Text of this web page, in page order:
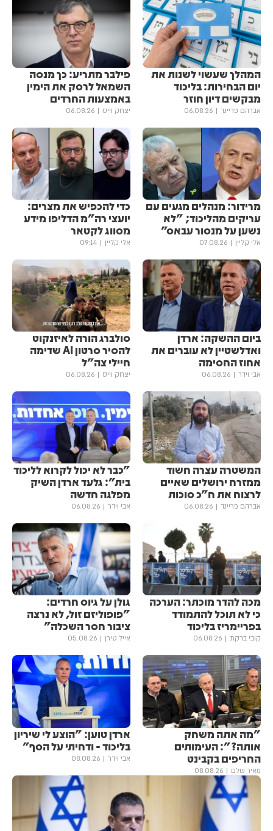
המהלך שעשוי לשנות את
יום הבחירות: בליכוד
מבקשים דיון חוזר
אברהם פריינד 06.08.26
פילבר מתריע: כך מנסה
השמאל לרסק את הימין
באמצעות החרדים
יצחק וייס 06.08.26
מרידור: מנהלים מגעים עם
עריקים מהליכוד; "לא
נשען על מנסור עבאס"
אלי קליין 07.08.26
כדי להכפיש את מצרים:
יועצי רה"מ הדליפו מידע
מסווג לקטאר
אלי קליין 09:14
ביום ההשקה: ארדן
ואדלשטיין לא עוברים את
אחוז החסימה
אבי וידר 06.08.26
סולברג הורה לאיזנקוט
להסיר סרטון AI שדימה
חיילי צה"ל
יצחק וייס 06.08.26
המשטרה עצרה חשוד
ממזרח ירושלים שאיים
לרצוח את ח"כ סוכות
אברהם פריינד 06.08.26
"כבר לא יכול לקרוא לליכוד
בית": גלעד ארדן השיק
מפלגה חדשה
אבי וידר 06.08.26
מכה להדר מוכתר: הערכה
כי לא תוכל להתמודד
בפריימריז בליכוד
קובי ברקת 06.08.26
גולן ‏על גיוס חרדים:
"פופוליזם זול, לא נרצה
ציבור חסר השכלה"
אייל טירן 05.08.26
"מה אתה משחק
אותה?": העימותים
החריפים בקבינט
מאיר שלם 08.08.26
ארדן טוען: "הוצע לי שיריון
בליכוד - ודחיתי על הסף"
אבי וידר 08.08.26